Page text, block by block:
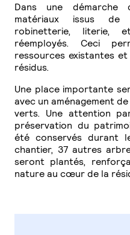
Dans une démarche
matériaux issus de
robinetterie, literie,
réemployés. Ceci
ressources existantes
résidus.
Une place importante
avec un aménagement
verts. Une attention
préservation du
été conservés durant
chantier, 37 autres
seront plantés,
nature au cœur de la